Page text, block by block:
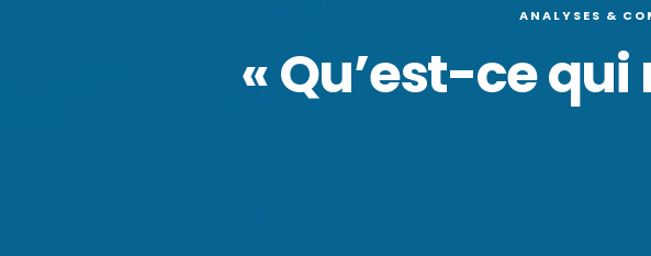
ANALYSES &
« Qu’est-ce qui